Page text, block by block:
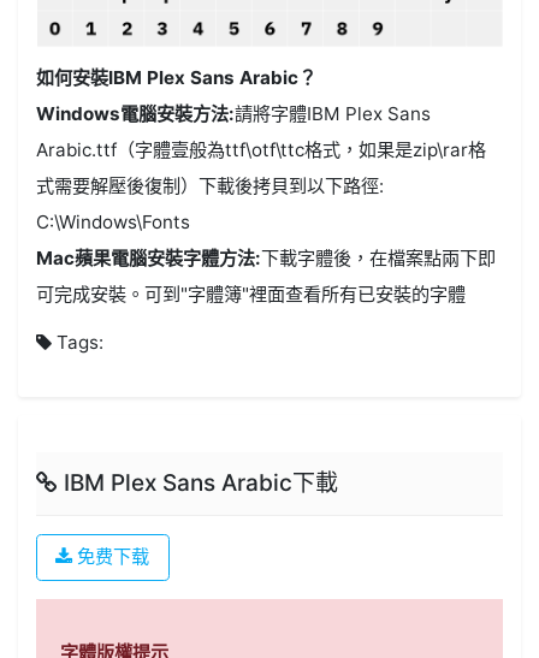
如何安裝IBM Plex Sans Arabic？
Windows電腦安裝方法:請將字體IBM Plex Sans
Arabic.ttf（字體壹般為ttf\otf\ttc格式，如果是zip\rar格
式需要解壓後復制）下載後拷貝到以下路徑:
C:\Windows\Fonts
Mac蘋果電腦安裝字體方法:下載字體後，在檔案點兩下即
可完成安裝。可到"字體簿"裡面查看所有已安裝的字體
Tags:
IBM Plex Sans Arabic下載
免费下载
字體版權提示